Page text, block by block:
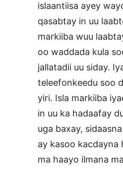
islaantiisa ayey
qasabtay in uu
markiiba wuu
oo waddada kula
jallatadii uu siday.
teleefonkeedu soo
yiri. Isla markiiba
in uu ka hadaafay
uga baxay,
ay kasoo kacdayna
ma haayo ilmana